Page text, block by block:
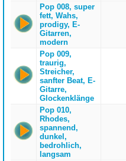
Pop 008, super
fett, Wahs,
prodigy, E-
Gitarren,
modern
Pop 009,
traurig,
Streicher,
sanfter Beat, E-
Gitarre,
Glockenklänge
Pop 010,
Rhodes,
spannend,
dunkel,
bedrohlich,
langsam